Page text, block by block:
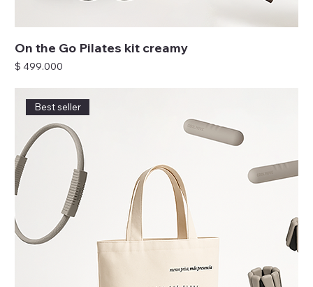
On the Go Pilates kit creamy
Precio
$ 499.000
Best seller